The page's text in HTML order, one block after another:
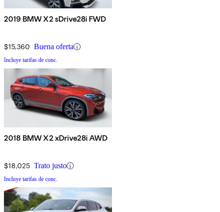
2019 BMW X2 sDrive28i FWD
$15,360 Buena oferta
Incluye tarifas de conc.
2018 BMW X2 xDrive28i AWD
$18,025 Trato justo
Incluye tarifas de conc.